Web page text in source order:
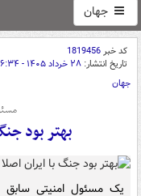
جهان
کد خبر1819456
تاریخ انتشار: ۲۸ خرداد ۱۴۰۵ - ۱۶:۳۴
جهان
بهتر بود
یک مسئول امنیتی سابق